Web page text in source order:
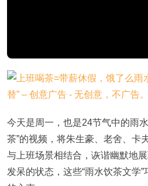
今天是周一，也是24节气中的雨
茶”的视频，将朱生豪、老舍、卡
与上班场景相结合，诙谐幽默地
发呆的状态，这些“雨水饮茶文学